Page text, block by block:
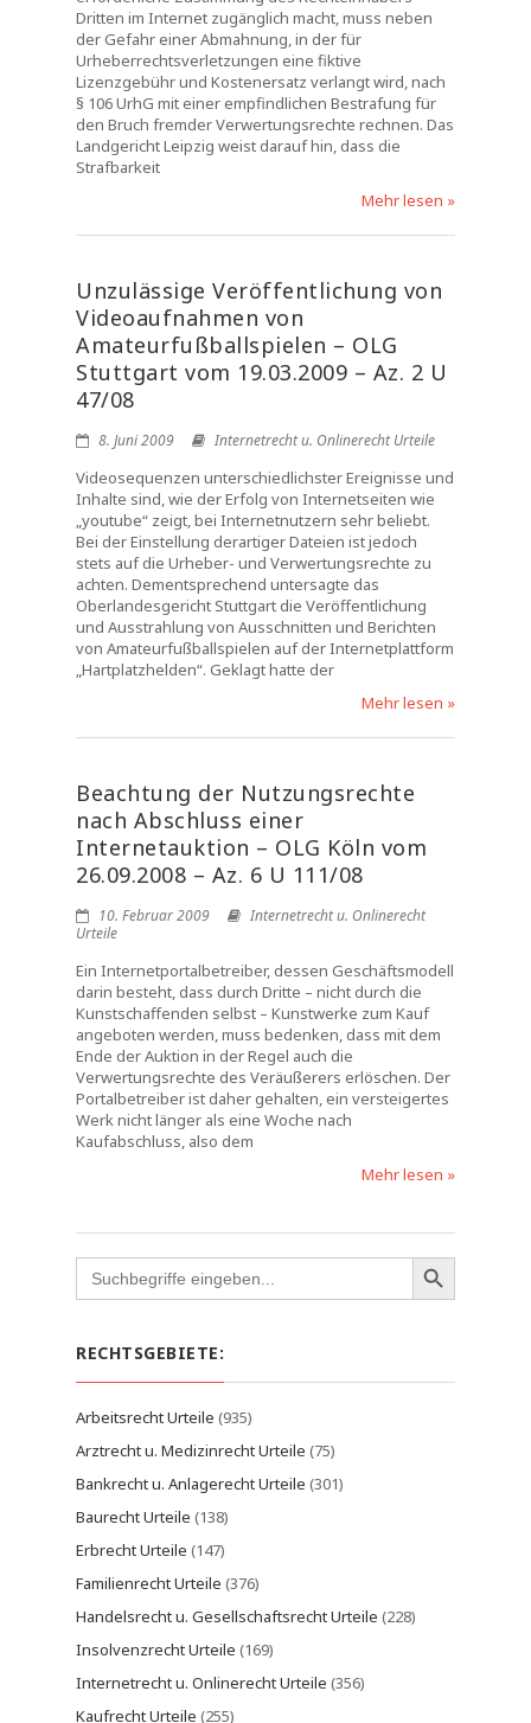
Dritten im Internet zugänglich macht, muss neben
der Gefahr einer Abmahnung, in der für
Urheberrechtsverletzungen eine fiktive
Lizenzgebühr und Kostenersatz verlangt wird, nach
§ 106 UrhG mit einer empfindlichen Bestrafung für
den Bruch fremder Verwertungsrechte rechnen. Das
Landgericht Leipzig weist darauf hin, dass die
Strafbarkeit
Mehr lesen »
Unzulässige Veröffentlichung von
Videoaufnahmen von
Amateurfußballspielen – OLG
Stuttgart vom 19.03.2009 – Az. 2 U
47/08
8. Juni 2009 Internetrecht u. Onlinerecht Urteile
Videosequenzen unterschiedlichster Ereignisse und
Inhalte sind, wie der Erfolg von Internetseiten wie
„youtube“ zeigt, bei Internetnutzern sehr beliebt.
Bei der Einstellung derartiger Dateien ist jedoch
stets auf die Urheber- und Verwertungsrechte zu
achten. Dementsprechend untersagte das
Oberlandesgericht Stuttgart die Veröffentlichung
und Ausstrahlung von Ausschnitten und Berichten
von Amateurfußballspielen auf der Internetplattform
„Hartplatzhelden“. Geklagt hatte der
Mehr lesen »
Beachtung der Nutzungsrechte
nach Abschluss einer
Internetauktion – OLG Köln vom
26.09.2008 – Az. 6 U 111/08
10. Februar 2009
Internetrecht u. Onlinerecht
Urteile
Ein Internetportalbetreiber, dessen Geschäftsmodell
darin besteht, dass durch Dritte – nicht durch die
Kunstschaffenden selbst – Kunstwerke zum Kauf
angeboten werden, muss bedenken, dass mit dem
Ende der Auktion in der Regel auch die
Verwertungsrechte des Veräußerers erlöschen. Der
Portalbetreiber ist daher gehalten, ein versteigertes
Werk nicht länger als eine Woche nach
Kaufabschluss, also dem
Mehr lesen »
Search
for:
RECHTSGEBIETE:
Arbeitsrecht Urteile (935)
Arztrecht u. Medizinrecht Urteile (75)
Bankrecht u. Anlagerecht Urteile (301)
Baurecht Urteile (138)
Erbrecht Urteile (147)
Familienrecht Urteile (376)
Handelsrecht u. Gesellschaftsrecht Urteile (228)
Insolvenzrecht Urteile (169)
Internetrecht u. Onlinerecht Urteile (356)
Kaufrecht Urteile (255)